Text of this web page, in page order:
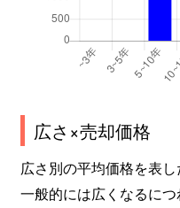
広さ×売却価格
広さ別の平均価格を表し
一般的には広くなるに